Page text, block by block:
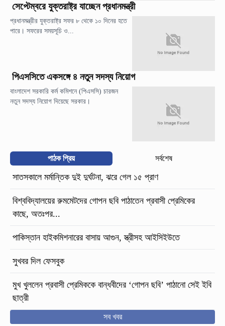
সেপ্টেম্বরে যুক্তরাষ্ট্র যাচ্ছেন প্রধানমন্ত্রী
প্রধানমন্ত্রীর যুক্তরাষ্ট্র সফর ৮ থেকে ১০ দিনের হতে
পারে। সফরের সময়সূচি ও...
পিএসসিতে একসঙ্গে ৪ নতুন সদস্য নিয়োগ
বাংলাদেশ সরকারি কর্ম কমিশনে (পিএসসি) চারজন
নতুন সদস্য নিয়োগ দিয়েছে সরকার।
পাঠক প্রিয় সর্বশেষ
সাতসকালে মর্মান্তিক দুই দুর্ঘটনা, ঝরে গেল ১৫ প্রাণ
বিশ্ববিদ্যালয়ের রুমমেটদের গোপন ছবি পাঠাতেন প্রবাসী প্রেমিকের
কাছে, অতঃপর...
পাকিস্তান হাইকমিশনারের বাসায় আগুন, স্ত্রীসহ আইসিইউতে
সুখবর দিল ফেসবুক
মুখ খুললেন প্রবাসী প্রেমিককে বান্ধবীদের ‘গোপন ছবি’ পাঠানো সেই ইবি
ছাত্রী
সব খবর